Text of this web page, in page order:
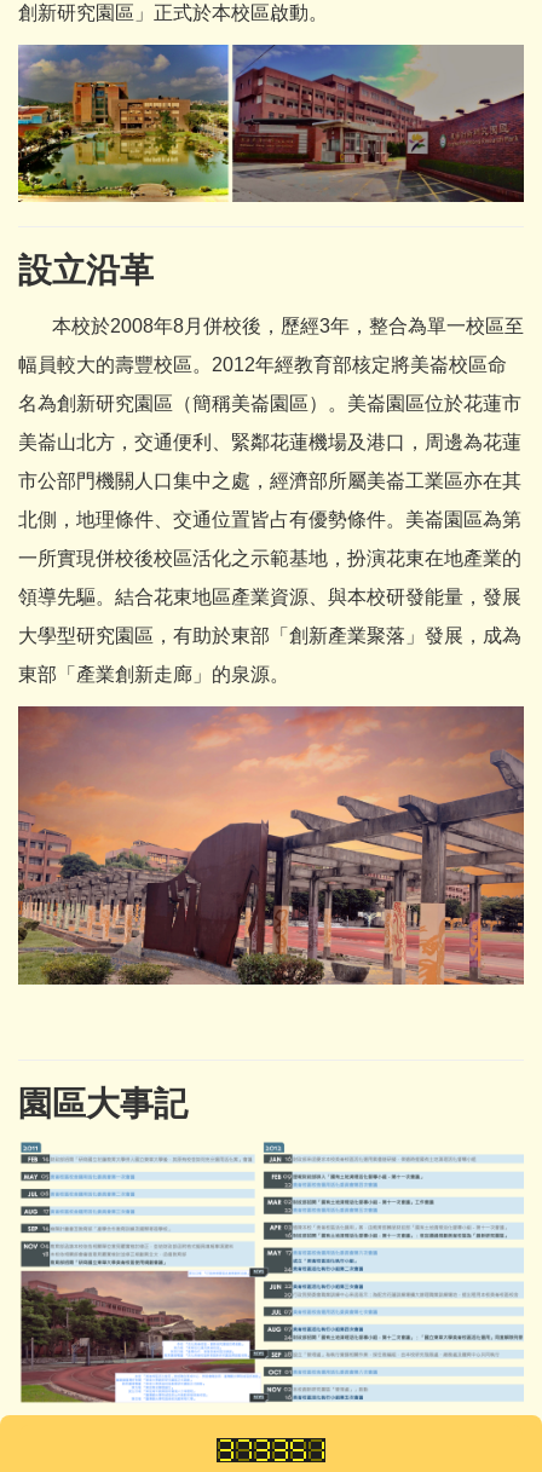
創新研究園區」正式於本校區啟動。
設立沿革
本校於2008年8月併校後，歷經3年，整合為單一校區至
幅員較大的壽豐校區。2012年經教育部核定將美崙校區命
名為創新研究園區（簡稱美崙園區）。美崙園區位於花蓮市
美崙山北方，交通便利、緊鄰花蓮機場及港口，周邊為花蓮
市公部門機關人口集中之處，經濟部所屬美崙工業區亦在其
北側，地理條件、交通位置皆占有優勢條件。美崙園區為第
一所實現併校後校區活化之示範基地，扮演花東在地產業的
領導先驅。結合花東地區產業資源、與本校研發能量，發展
大學型研究園區，有助於東部「創新產業聚落」發展，成為
東部「產業創新走廊」的泉源。
園區大事記